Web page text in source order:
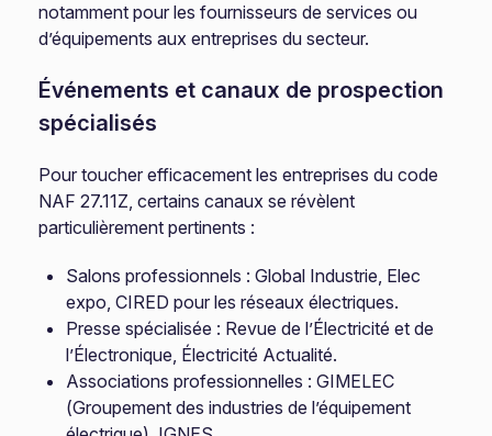
notamment pour les fournisseurs de services ou
d’équipements aux entreprises du secteur.
Événements et canaux de prospection
spécialisés
Pour toucher efficacement les entreprises du code
NAF 27.11Z, certains canaux se révèlent
particulièrement pertinents :
Salons professionnels : Global Industrie, Elec
expo, CIRED pour les réseaux électriques.
Presse spécialisée : Revue de l’Électricité et de
l’Électronique, Électricité Actualité.
Associations professionnelles : GIMELEC
(Groupement des industries de l’équipement